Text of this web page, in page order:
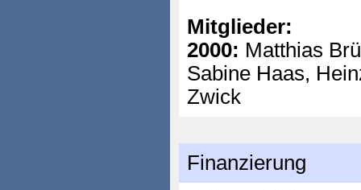
Mitglieder:
2000: Matthias
Sabine Haas,
Zwick
Finanzierung